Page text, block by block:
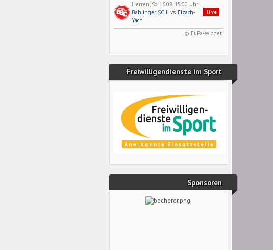
Herren, So. 16.08. 15:00 Uhr
Bahlinger SC II vs. Elzach-
Yach
live
© FuPa-Widget
Freiwilligendienste im Sport
Sponsoren